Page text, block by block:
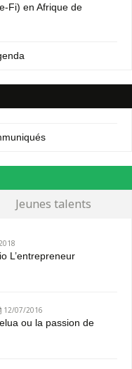
Fi) en Afrique de
Jeunes talents
L’entrepreneur
12/07/2016
ou la passion de